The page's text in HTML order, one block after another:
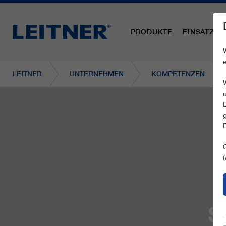
PRODUKTE
LEITNER UNTERNEHMEN KOMPETENZEN